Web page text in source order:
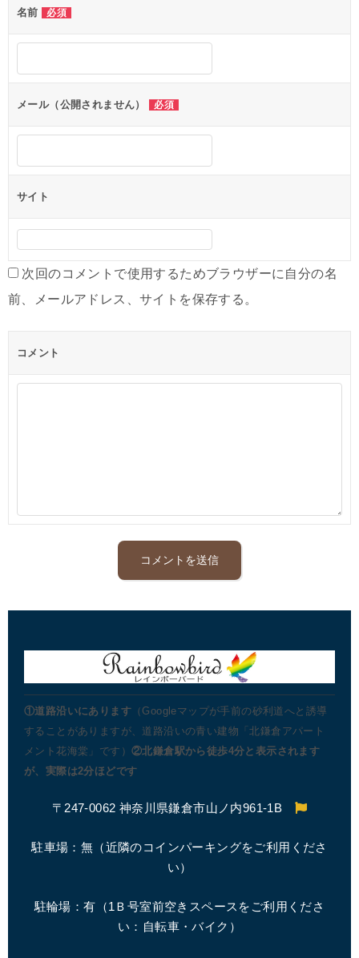
名前 必須
メール（公開されません） 必須
サイト
次回のコメントで使用するためブラウザーに自分の名
前、メールアドレス、サイトを保存する。
コメント
①道路沿いにあります （Googleマップが手前の砂利道へと誘導
することがありますが、道路沿いの青い建物「北鎌倉アパート
メント花海棠」です） ②北鎌倉駅から徒歩4分と表示されます
が、実際は2分ほどです
〒247-0062 神奈川県鎌倉市山ノ内961-1B
駐車場：無（近隣のコインパーキングをご利用くださ
い）
駐輪場：有（1Ｂ号室前空きスペースをご利用くださ
い：自転車・バイク）